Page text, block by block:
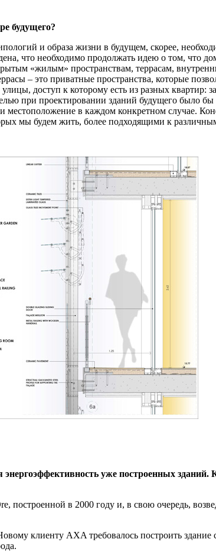
будущего?
и образа жизни в будущем, скорее,
что необходимо продолжать идею о том, что
«жилым» пространствам, террасам,
– это приватные пространства, которые
доступ к которому есть из разных
при проектировании зданий будущего было бы
в каждом конкретном случае.
мы будем жить, более подходящими к
уже построенных
построенной в 2000 году и, в свою очередь,
клиенту AXA требовалось построить